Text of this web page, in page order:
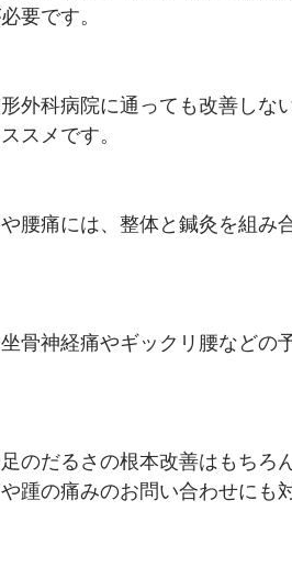
要です。
外科病院に通っても改善しな
スメです。
腰痛には、整体と鍼灸を組み
骨神経痛やギックリ腰などの
のだるさの根本改善はもちろ
踵の痛みのお問い合わせにも